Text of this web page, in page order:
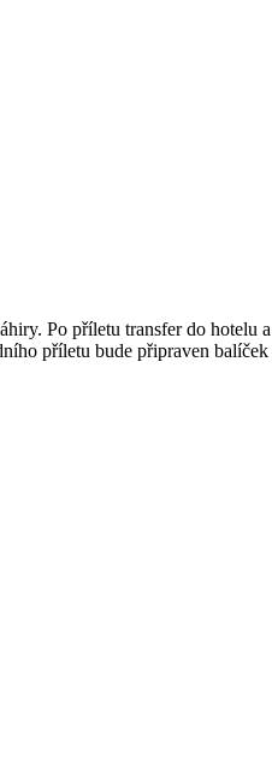
Po příletu transfer do hotelu a
příletu bude připraven balíček